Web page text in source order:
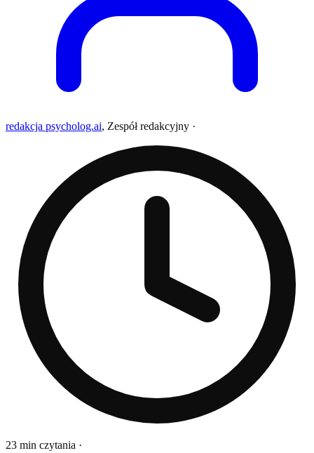
redakcja psycholog.ai, Zespół redakcyjny ·
23 min czytania ·